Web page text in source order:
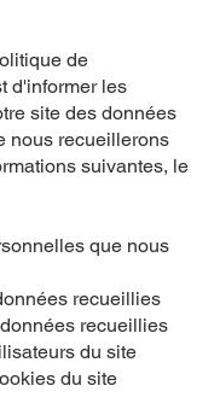
de
d'informer les
site des données
nous recueillerons
suivantes, le
que nous
recueillies
recueillies
du site
du site